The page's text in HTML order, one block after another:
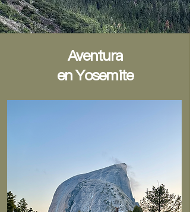
Aventura
en Yosemite